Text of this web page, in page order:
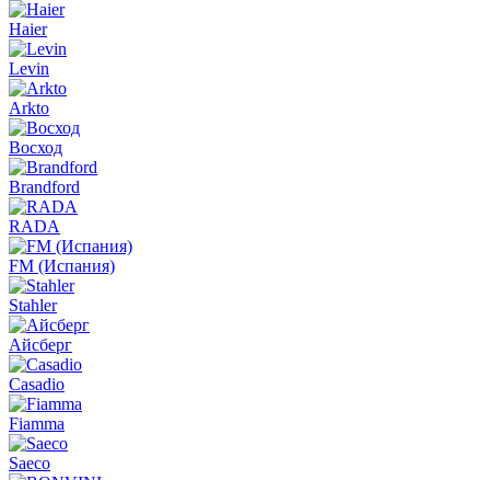
Haier
Levin
Arkto
Восход
Brandford
RADA
FM (Испания)
Stahler
Айсберг
Casadio
Fiamma
Saeco